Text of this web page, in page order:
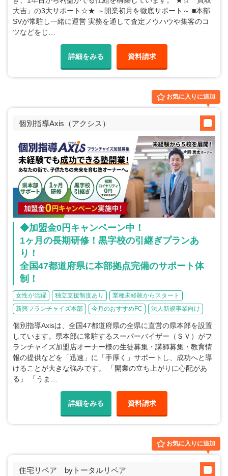
大吉」の3大サポート☆★ ～開業初月を徹底サポート～ ■本部
SVが常駐し一緒に運営 実務を通して査定ノウハウや集客のコ
ツなどをじ…
詳細をみる 資料請求
お気に入りに追加
個別指導Axis（アクシス）
◆加盟金0円キャンペーン中！
1ヶ月の長期研修！黒字校の引継ぎプランあ
り！
全国47都道府県に本部拠点完備のサポート体
制！
女性が活躍 独立支援制度あり
業種未経験からスタート
新興フランチャイズ本部
今月のおすすめFC 法人新規事業向け
個別指導Axisは、全国47都道府県の全県に直営の県本部を設置
しています。県本部に常駐するスーパーバイザー（ＳＶ）がフ
ランチャイズ加盟店オーナー様の生徒募集・講師募集・教育情
報の提供などを「迅速」に「手厚く」サポートし、成功へと導
けることが大きな強みです。 「開業の立ち上がりに心配があ
る」 「うま…
詳細をみる 資料請求
お気に入りに追加
住宅リペア byトータルリペア